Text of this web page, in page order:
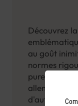
Découvrez
au goût
normes
pureté
allemande